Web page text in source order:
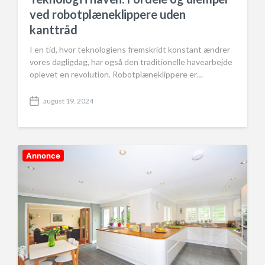
ved robotplæneklippere uden
kanttråd
I en tid, hvor teknologiens fremskridt konstant ændrer
vores dagligdag, har også den traditionelle havearbejde
oplevet en revolution. Robotplæneklippere er…
P
s
d
a
t
august 19, 2024
Annonce